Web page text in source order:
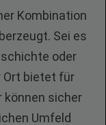
Kombination
Sei es
oder
Ort bietet für
können sicher
Umfeld